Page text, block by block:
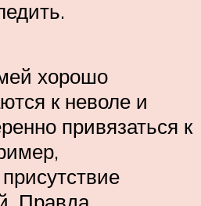
хорошо
к неволе и
привязаться к